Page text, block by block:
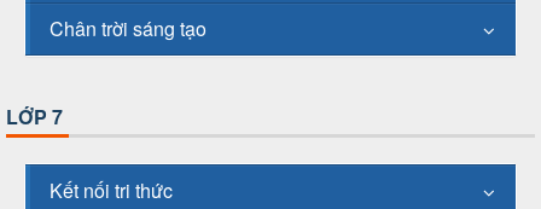
Chân trời sáng tạo
LỚP 7
Kết nối tri thức